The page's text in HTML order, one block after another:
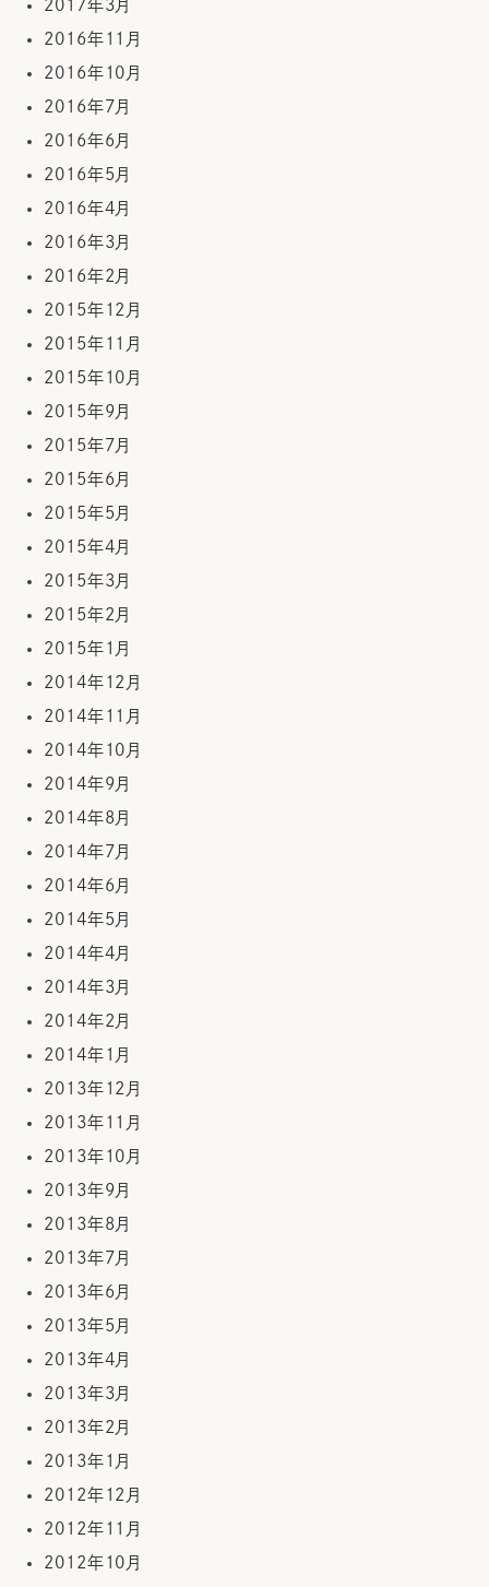
2017年3月
2016年11月
2016年10月
2016年7月
2016年6月
2016年5月
2016年4月
2016年3月
2016年2月
2015年12月
2015年11月
2015年10月
2015年9月
2015年7月
2015年6月
2015年5月
2015年4月
2015年3月
2015年2月
2015年1月
2014年12月
2014年11月
2014年10月
2014年9月
2014年8月
2014年7月
2014年6月
2014年5月
2014年4月
2014年3月
2014年2月
2014年1月
2013年12月
2013年11月
2013年10月
2013年9月
2013年8月
2013年7月
2013年6月
2013年5月
2013年4月
2013年3月
2013年2月
2013年1月
2012年12月
2012年11月
2012年10月